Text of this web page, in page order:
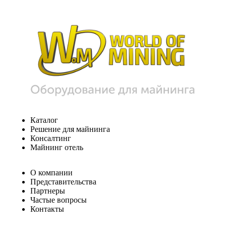
Каталог
Решение для майнинга
Консалтинг
Майнинг отель
О компании
Представительства
Партнеры
Частые вопросы
Контакты